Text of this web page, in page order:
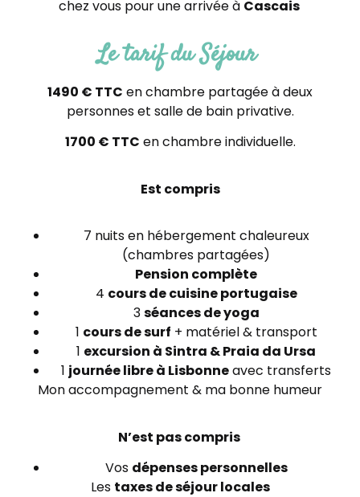
chez vous pour une arrivée à Cascais
Le tarif du Séjour
1490 € TTC en chambre partagée à deux
personnes et salle de bain privative.
1700 € TTC en chambre individuelle.
Est compris
7 nuits en hébergement chaleureux
(chambres partagées)
Pension complète
4 cours de cuisine portugaise
3séances de yoga
1 cours de surf + matériel & transport
1 excursion à Sintra & Praia da Ursa
1 journée libre à Lisbonneavec transferts
Mon accompagnement & ma bonne humeur
N’est pas compris
Vos dépenses personnelles
Les taxes de séjour locales